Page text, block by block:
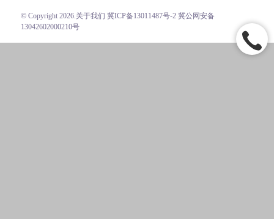
© Copyright 2026. 关于我们 冀ICP备13011487号-2 冀公网安备
13042602000210号